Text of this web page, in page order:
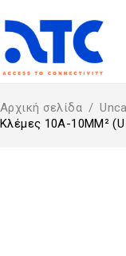
Αρχική σελίδα /
Κλέμες 10A-10MM²